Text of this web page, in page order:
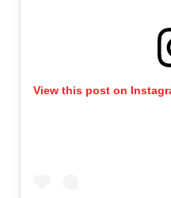
View this post on